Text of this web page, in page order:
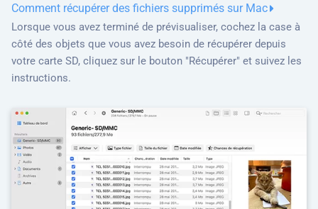
Comment récupérer des fichiers supprimés sur Mac
Lorsque vous avez terminé de prévisualiser, cochez la case à
côté des objets que vous avez besoin de récupérer depuis
votre carte SD, cliquez sur le bouton "Récupérer" et suivez les
instructions.